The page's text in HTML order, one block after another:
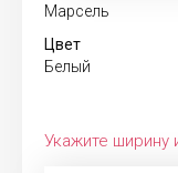
Марсель
Цвет
Белый
Укажите ширину